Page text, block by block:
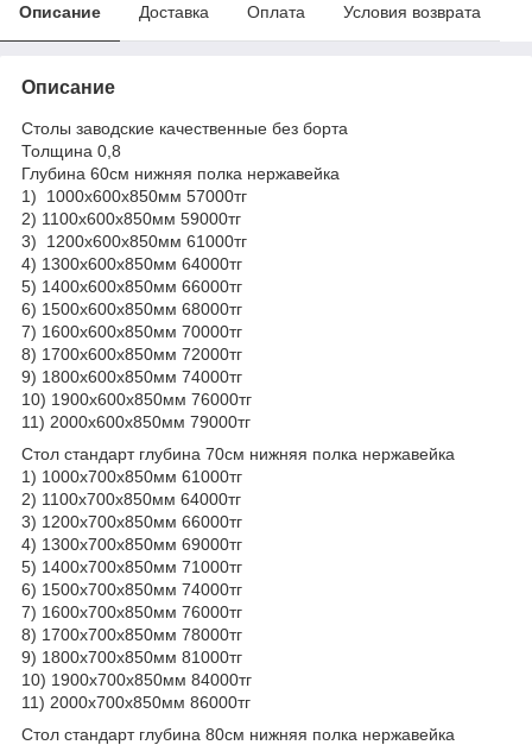
Описание Доставка Оплата Условия возврата
Описание
Столы заводские качественные без борта
Толщина 0,8
Глубина 60см нижняя полка нержавейка
1) 1000х600х850мм 57000тг
2) 1100х600х850мм 59000тг
3) 1200х600х850мм 61000тг
4) 1300х600х850мм 64000тг
5) 1400х600х850мм 66000тг
6) 1500х600х850мм 68000тг
7) 1600х600х850мм 70000тг
8) 1700х600х850мм 72000тг
9) 1800х600х850мм 74000тг
10) 1900х600х850мм 76000тг
11) 2000х600х850мм 79000тг
Стол стандарт глубина 70см нижняя полка нержавейка
1) 1000х700х850мм 61000тг
2) 1100х700х850мм 64000тг
3) 1200х700х850мм 66000тг
4) 1300х700х850мм 69000тг
5) 1400х700х850мм 71000тг
6) 1500х700х850мм 74000тг
7) 1600х700х850мм 76000тг
8) 1700х700х850мм 78000тг
9) 1800х700х850мм 81000тг
10) 1900х700х850мм 84000тг
11) 2000х700х850мм 86000тг
Стол стандарт глубина 80см нижняя полка нержавейка